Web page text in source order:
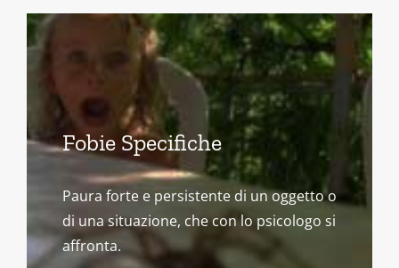
Fobie Specifiche
Paura forte e persistente di un oggetto o
di una situazione, che con lo psicologo si
affronta.